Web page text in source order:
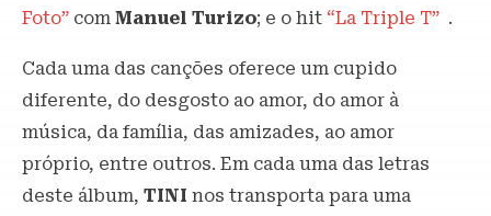
Foto” com Manuel Turizo; e o hit “La Triple T” .
Cada uma das canções oferece um cupido
diferente, do desgosto ao amor, do amor à
música, da família, das amizades, ao amor
próprio, entre outros. Em cada uma das letras
deste álbum, TINI nos transporta para uma